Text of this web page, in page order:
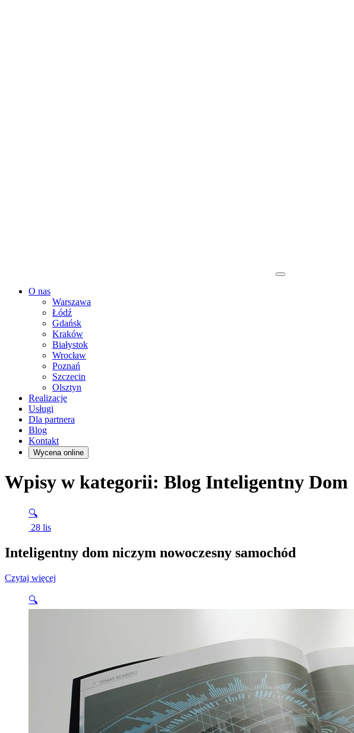
O nas
Warszawa
Łódź
Gdańsk
Kraków
Białystok
Wrocław
Poznań
Szczecin
Olsztyn
Realizacje
Usługi
Dla partnera
Blog
Kontakt
Wpisy w kategorii: Blog Inteligentny Dom
🔍
Inteligentny dom niczym nowoczesny samochód
🔍